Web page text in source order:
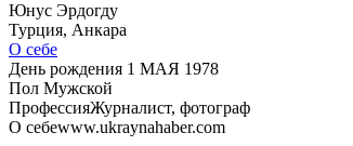
Юнус Эрдогду
Турция, Анкара
О себе
День рождения 1 МАЯ 1978
Пол Мужской
ПрофессияЖурналист, фотограф
О себеwww.ukraynahaber.com